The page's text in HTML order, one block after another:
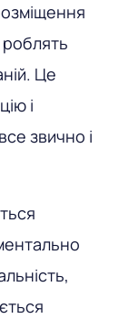
роблять
Це
і
звично і